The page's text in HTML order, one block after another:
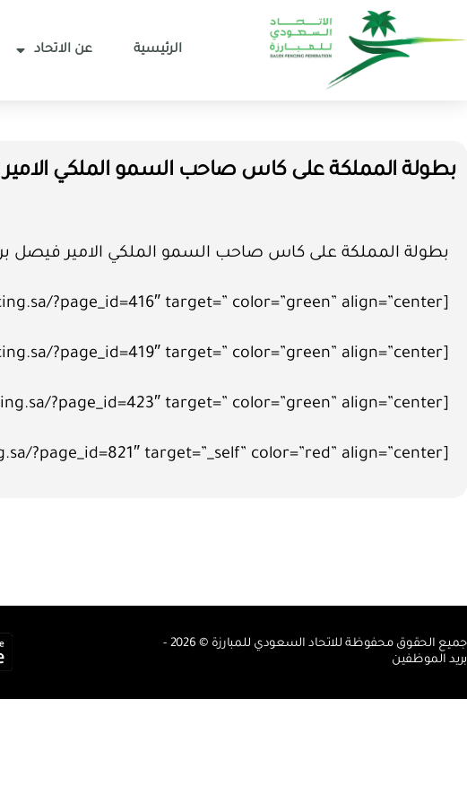
الرئيسية عن الاتحاد
بطولة المملكة على كاس صاحب السمو الملكي الامير
بطولة المملكة على كاس صاحب السمو الملكي الامير فيصل بن
[button size=”large” link=”https://fencing.sa/?page_id=416″ target=” color=”green” align=”center”]سلاح السيف[/button]
[button size=”large” link=”https://fencing.sa/?page_id=419″ target=” color=”green” align=”center”]سلاح الشيش[/button]
[button size=”large” link=”https://fencing.sa/?page_id=423″ target=” color=”green” align=”center”]سلاح المبارزة[/button]
[button size=”normal” link=”https://fencing.sa/?page_id=821″ target=”_self” color=”red” align=”center”]رجوع[/button]
جميع الحقوق محفوظة للاتحاد السعودي للمبارزة © 2026 -
بريد الموظفين